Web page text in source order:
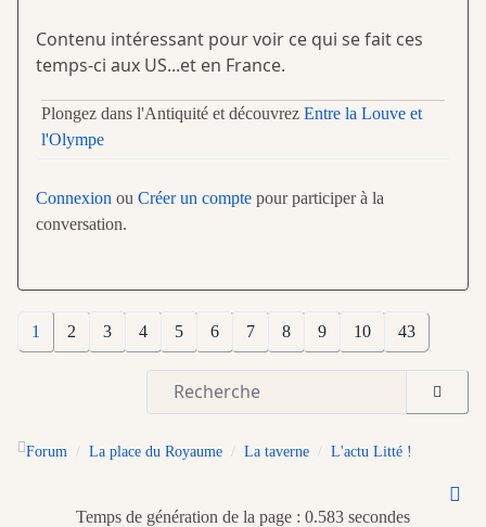
Contenu intéressant pour voir ce qui se fait ces
temps-ci aux US...et en France.
Plongez dans l'Antiquité et découvrez Entre la Louve et
l'Olympe
Connexion ou Créer un compte pour participer à la
conversation.
1 2 3 4 5 6 7 8 9 10 43
Forum La place du Royaume La taverne L'actu Litté !
Temps de génération de la page : 0.583 secondes